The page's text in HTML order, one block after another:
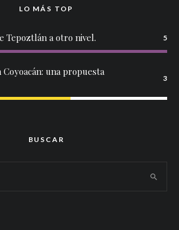
LO MÁS TOP
Tepoztlán a otro nivel. 5
una propuesta
3
BUSCAR